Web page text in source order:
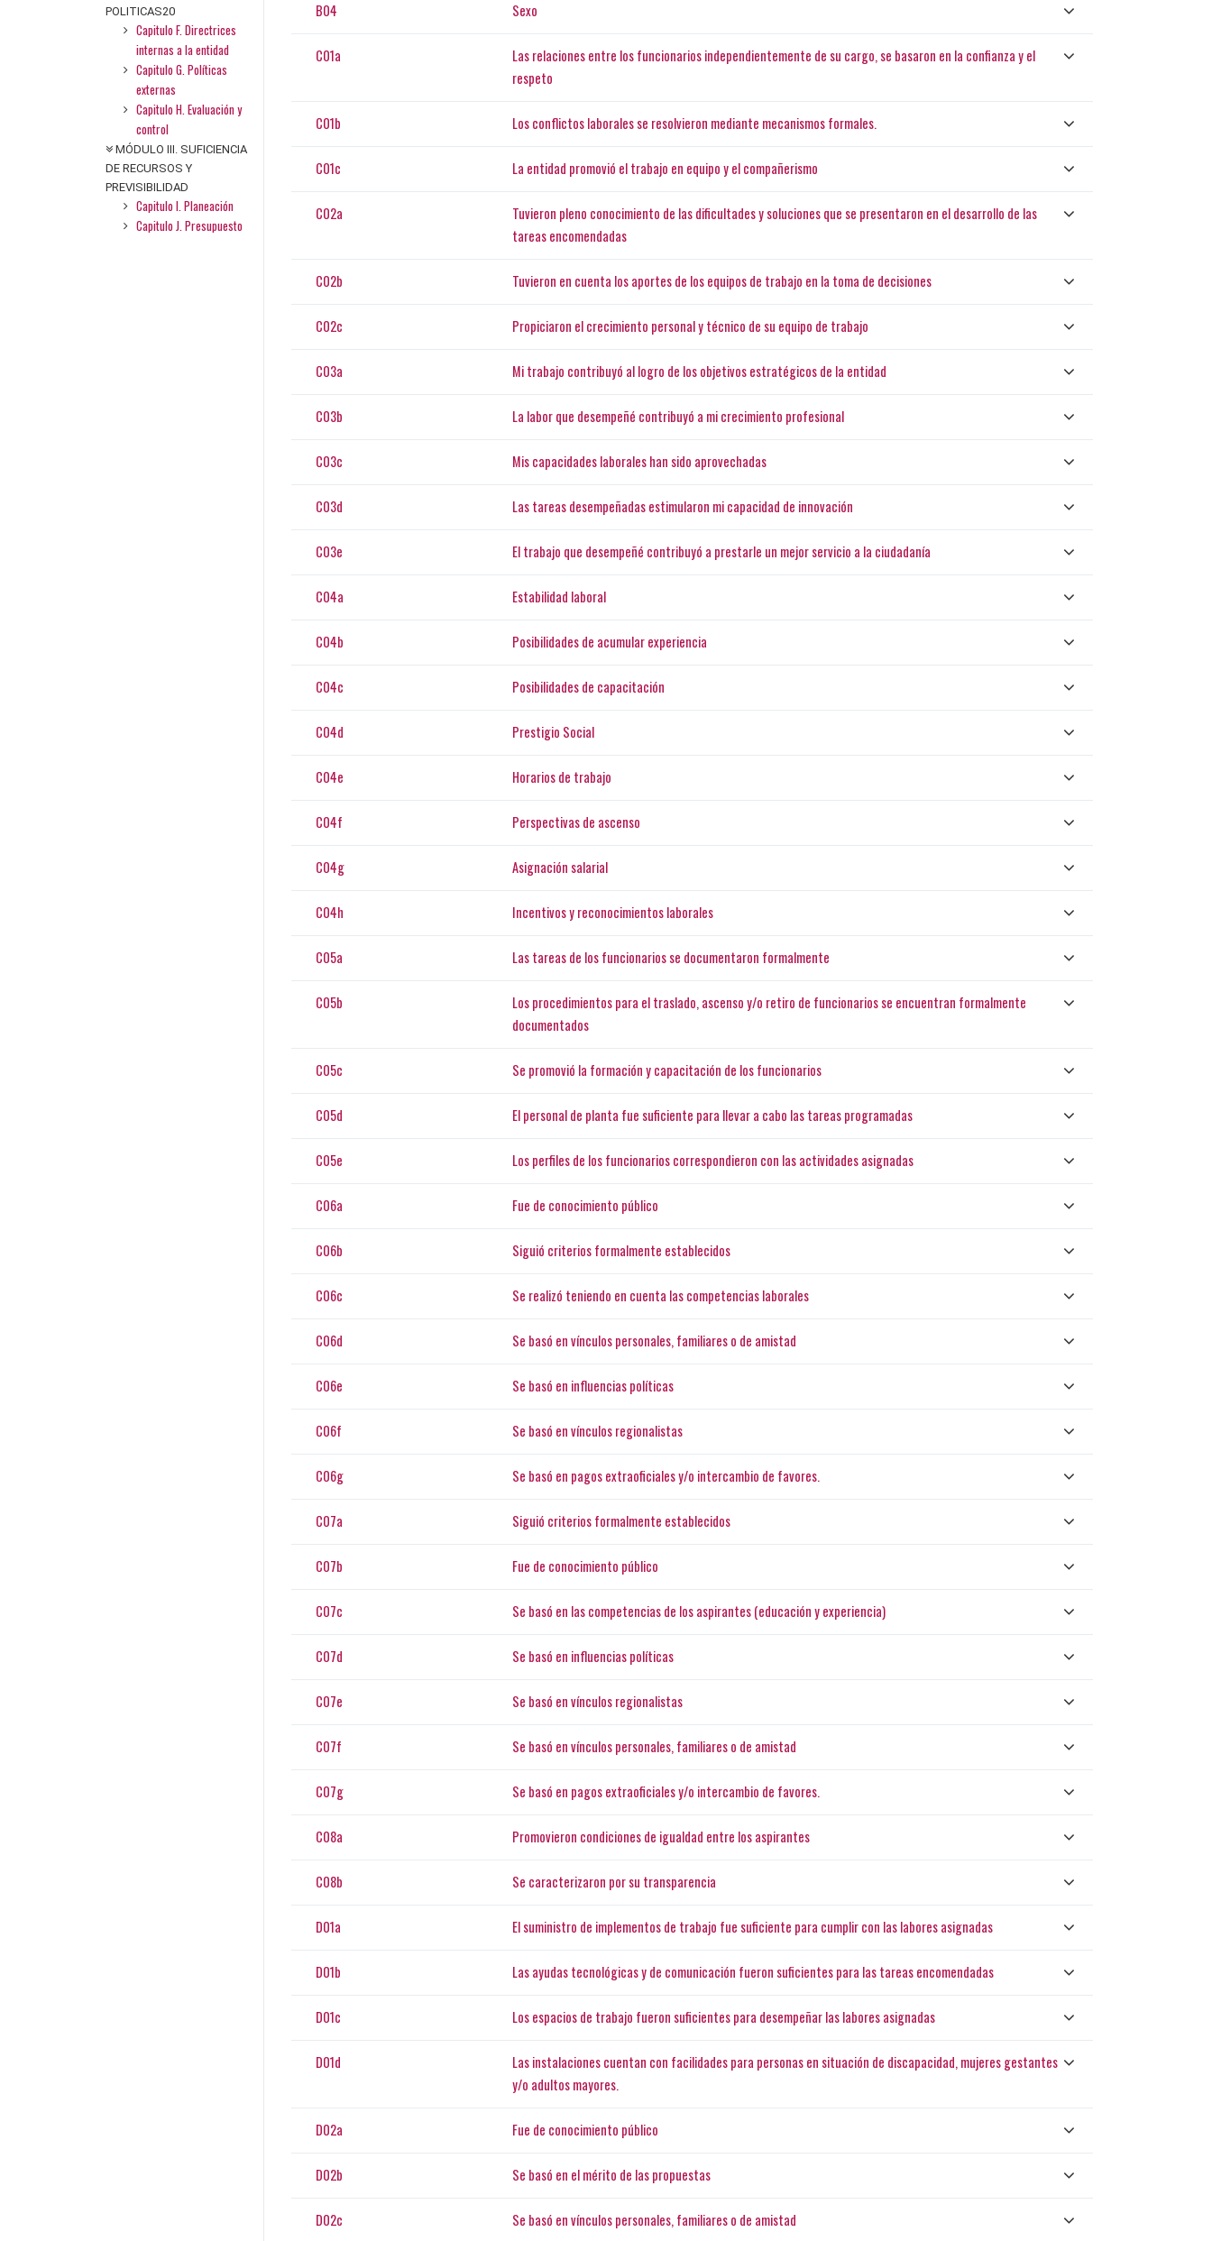
POLITICAS20
Capitulo F. Directrices
internas a la entidad
Capitulo G. Políticas
externas
Capitulo H. Evaluación y
control
MÓDULO III. SUFICIENCIA
DE RECURSOS Y
PREVISIBILIDAD
Capitulo I. Planeación
Capitulo J. Presupuesto
B04 Sexo
C01a
Las relaciones entre los funcionarios independientemente de su cargo, se basaron en la confianza y el
respeto
C01b Los conflictos laborales se resolvieron mediante mecanismos formales.
C01c La entidad promovió el trabajo en equipo y el compañerismo
C02a
Tuvieron pleno conocimiento de las dificultades y soluciones que se presentaron en el desarrollo de las
tareas encomendadas
C02b Tuvieron en cuenta los aportes de los equipos de trabajo en la toma de decisiones
C02c Propiciaron el crecimiento personal y técnico de su equipo de trabajo
C03a Mi trabajo contribuyó al logro de los objetivos estratégicos de la entidad
C03b La labor que desempeñé contribuyó a mi crecimiento profesional
C03c Mis capacidades laborales han sido aprovechadas
C03d Las tareas desempeñadas estimularon mi capacidad de innovación
C03e El trabajo que desempeñé contribuyó a prestarle un mejor servicio a la ciudadanía
C04a Estabilidad laboral
C04b Posibilidades de acumular experiencia
C04c Posibilidades de capacitación
C04d Prestigio Social
C04e Horarios de trabajo
C04f Perspectivas de ascenso
C04g Asignación salarial
C04h Incentivos y reconocimientos laborales
C05a Las tareas de los funcionarios se documentaron formalmente
C05b
Los procedimientos para el traslado, ascenso y/o retiro de funcionarios se encuentran formalmente
documentados
C05c Se promovió la formación y capacitación de los funcionarios
C05d El personal de planta fue suficiente para llevar a cabo las tareas programadas
C05e Los perfiles de los funcionarios correspondieron con las actividades asignadas
C06a Fue de conocimiento público
C06b Siguió criterios formalmente establecidos
C06c Se realizó teniendo en cuenta las competencias laborales
C06d Se basó en vínculos personales, familiares o de amistad
C06e Se basó en influencias políticas
C06f Se basó en vínculos regionalistas
C06g Se basó en pagos extraoficiales y/o intercambio de favores.
C07a Siguió criterios formalmente establecidos
C07b Fue de conocimiento público
C07c Se basó en las competencias de los aspirantes (educación y experiencia)
C07d Se basó en influencias políticas
C07e Se basó en vínculos regionalistas
C07f Se basó en vínculos personales, familiares o de amistad
C07g Se basó en pagos extraoficiales y/o intercambio de favores.
C08a Promovieron condiciones de igualdad entre los aspirantes
C08b Se caracterizaron por su transparencia
D01a El suministro de implementos de trabajo fue suficiente para cumplir con las labores asignadas
D01b Las ayudas tecnológicas y de comunicación fueron suficientes para las tareas encomendadas
D01c Los espacios de trabajo fueron suficientes para desempeñar las labores asignadas
D01d
Las instalaciones cuentan con facilidades para personas en situación de discapacidad, mujeres gestantes
y/o adultos mayores.
D02a Fue de conocimiento público
D02b Se basó en el mérito de las propuestas
D02c Se basó en vínculos personales, familiares o de amistad